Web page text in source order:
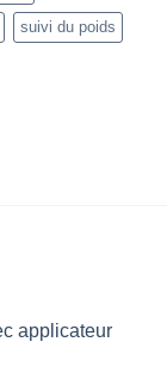
suivi du poids
applicateur